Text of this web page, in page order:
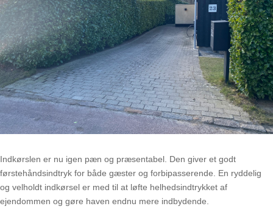
Indkørslen er nu igen pæn og præsentabel. Den giver et godt
førstehåndsindtryk for både gæster og forbipasserende. En ryddelig
og velholdt indkørsel er med til at løfte helhedsindtrykket af
ejendommen og gøre haven endnu mere indbydende.